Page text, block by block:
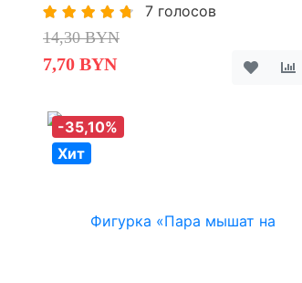
7 голосов
14,30 BYN
7,70 BYN
-35,10%
Хит